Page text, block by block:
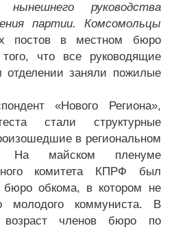
руководства
партии. Комсомольцы
постов в местном бюро
что все руководящие
отделении заняли пожилые
«Нового Региона»,
стали структурные
в региональном
На майском пленуме
комитета КПРФ был
бюро обкома, в котором не
молодого коммуниста. В
возраст членов бюро по